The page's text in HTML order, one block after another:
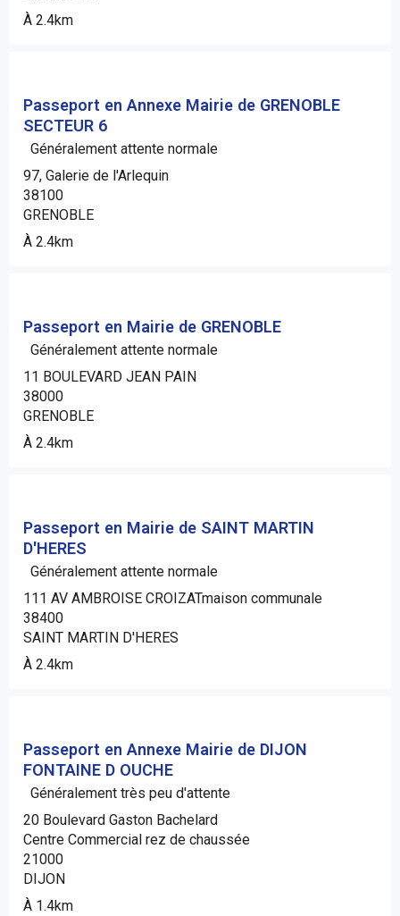
À 2.4km
Passeport en Annexe Mairie de GRENOBLE
SECTEUR 6
Généralement attente normale
97, Galerie de l'Arlequin
38100
GRENOBLE
À 2.4km
Passeport en Mairie de GRENOBLE
Généralement attente normale
11 BOULEVARD JEAN PAIN
38000
GRENOBLE
À 2.4km
Passeport en Mairie de SAINT MARTIN
D'HERES
Généralement attente normale
111 AV AMBROISE CROIZATmaison communale
38400
SAINT MARTIN D'HERES
À 2.4km
Passeport en Annexe Mairie de DIJON
FONTAINE D OUCHE
Généralement très peu d'attente
20 Boulevard Gaston Bachelard
Centre Commercial rez de chaussée
21000
DIJON
À 1.4km